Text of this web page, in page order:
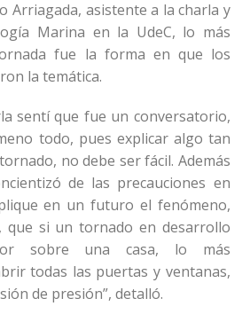
Arriagada, asistente a la charla y
Marina en la UdeC, lo más
fue la forma en que los
la temática.
sentí que fue un conversatorio,
todo, pues explicar algo tan
no debe ser fácil. Además
de las precauciones en
en un futuro el fenómeno,
que si un tornado en desarrollo
sobre una casa, lo más
todas las puertas y ventanas,
de presión”, detalló.